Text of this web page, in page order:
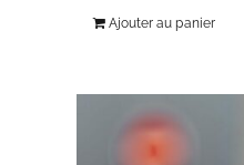
Ajouter au panier